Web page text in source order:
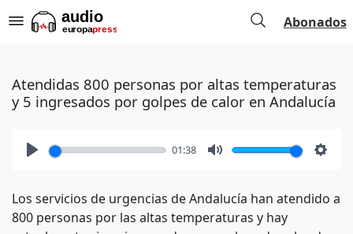
Abonados
Atendidas 800 personas por altas temperaturas
y 5 ingresados por golpes de calor en Andalucía
01:38
Los servicios de urgencias de Andalucía han atendido a
800 personas por las altas temperaturas y hay